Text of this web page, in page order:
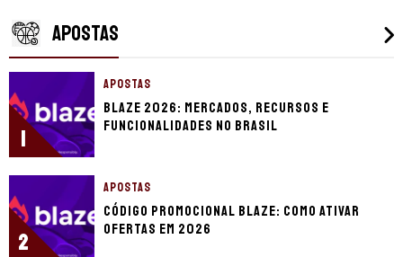
APOSTAS
1
APOSTAS
Blaze 2026: mercados, recursos e
funcionalidades no Brasil
2
APOSTAS
Código promocional Blaze: como ativar
ofertas em 2026